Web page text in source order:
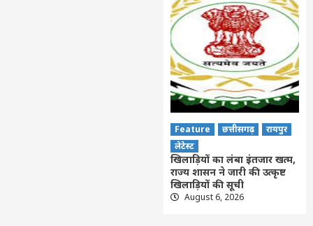
Feature छत्तीसगढ़
रायपुर
लेटेस्ट
खिलाड़ियों का लंबा इंतजार खत्म,
राज्य शासन ने जारी की उत्कृष्ट
खिलाड़ियों की सूची
August 6, 2026